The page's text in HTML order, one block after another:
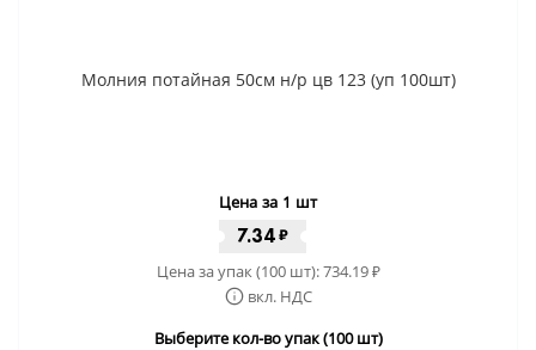
Молния потайная 50см н/р цв 123 (уп 100шт)
Цена за 1 шт
7.34 ₽
Цена за упак (100 шт):734.19₽
вкл. НДС
Выберите кол-во упак (100 шт)